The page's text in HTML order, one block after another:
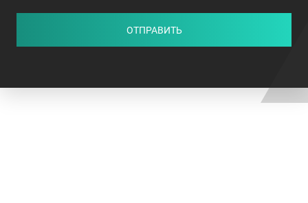
ОТПРАВИТЬ